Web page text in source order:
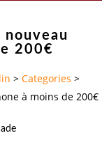
200€
> Categories >
à moins de 200€